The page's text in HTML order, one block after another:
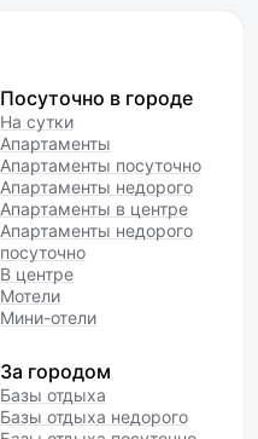
Посуточно в городе
На сутки
Апартаменты
Апартаменты посуточно
Апартаменты недорого
Апартаменты в центре
Апартаменты недорого
посуточно
В центре
Мотели
Мини-отели
За городом
Базы отдыха
Базы отдыха недорого